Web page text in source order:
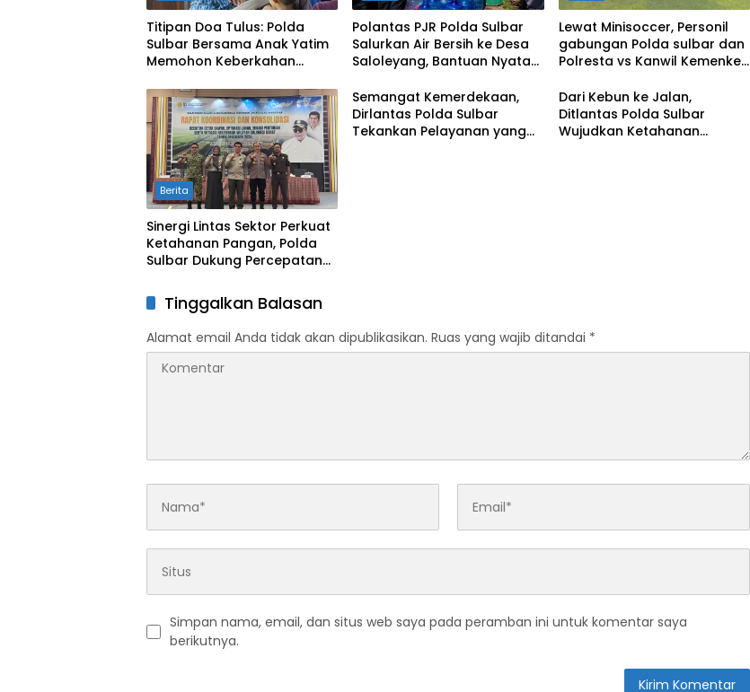
Titipan Doa Tulus: Polda
Sulbar Bersama Anak Yatim
Memohon Keberkahan
Polantas PJR Polda Sulbar
Salurkan Air Bersih ke Desa
Saloleyang, Bantuan Nyata
Lewat Minisoccer, Personil
gabungan Polda sulbar dan
Polresta vs Kanwil Kemenkeu
Persaudaraan
Berita
Sinergi Lintas Sektor Perkuat
Ketahanan Pangan, Polda
Sulbar Dukung Percepatan
Kekeringan
Semangat Kemerdekaan,
Dirlantas Polda Sulbar
Tekankan Pelayanan yang
Dari Kebun ke Jalan,
Ditlantas Polda Sulbar
Wujudkan Ketahanan
Tinggalkan Balasan
Alamat email Anda tidak akan dipublikasikan. Ruas yang wajib ditandai *
Simpan nama, email, dan situs web saya pada peramban ini untuk komentar saya
berikutnya.